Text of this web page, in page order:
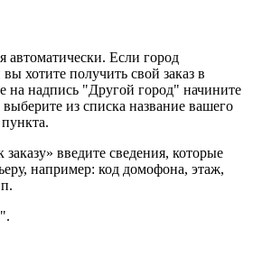
автоматически. Если город
хотите получить свой заказ в
на надпись "Другой город" начините
из списка название вашего
введите сведения, которые
например: код домофона, этаж,